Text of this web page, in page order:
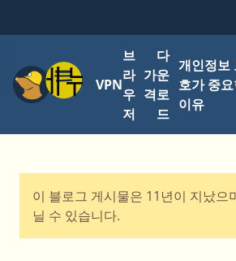
메뉴VPN
브
라
우
저
가
격
다
운
로
드
개인정보
호가 중
이유
이 블로그 게시물은 11년이 지났으
닐 수 있습니다.